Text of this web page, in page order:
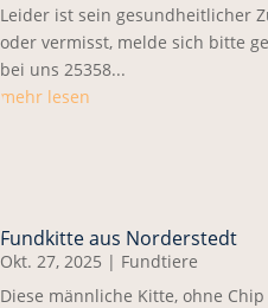
Leider ist sein gesundheitlicher
oder vermisst, melde sich bitte
bei uns 25358...
mehr lesen
Fundkitte aus Norderstedt
Okt. 27, 2025 | Fundtiere
Diese männliche Kitte, ohne